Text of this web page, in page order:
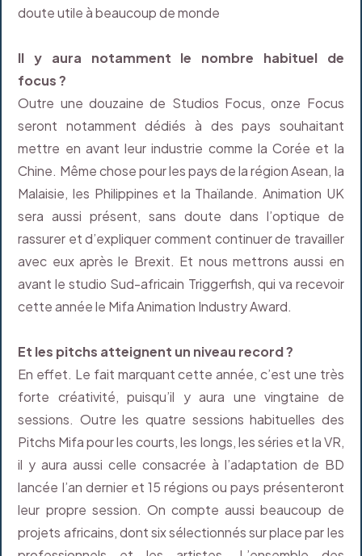
doute utile à beaucoup de monde
Il y aura notamment le nombre habituel de
focus ?
Outre une douzaine de Studios Focus, onze Focus
seront notamment dédiés à des pays souhaitant
mettre en avant leur industrie comme la Corée et la
Chine. Même chose pour les pays de la région Asean, la
Malaisie, les Philippines et la Thaïlande. Animation UK
sera aussi présent, sans doute dans l’optique de
rassurer et d’expliquer comment continuer de travailler
avec eux après le Brexit. Et nous mettrons aussi en
avant le studio Sud-africain Triggerfish, qui va recevoir
cette année le Mifa Animation Industry Award.
Et les pitchs atteignent un niveau record ?
En effet. Le fait marquant cette année, c’est une très
forte créativité, puisqu’il y aura une vingtaine de
sessions. Outre les quatre sessions habituelles des
Pitchs Mifa pour les courts, les longs, les séries et la VR,
il y aura aussi celle consacrée à l’adaptation de BD
lancée l’an dernier et 15 régions ou pays présenteront
leur propre session. On compte aussi beaucoup de
projets africains, dont six sélectionnés sur place par les